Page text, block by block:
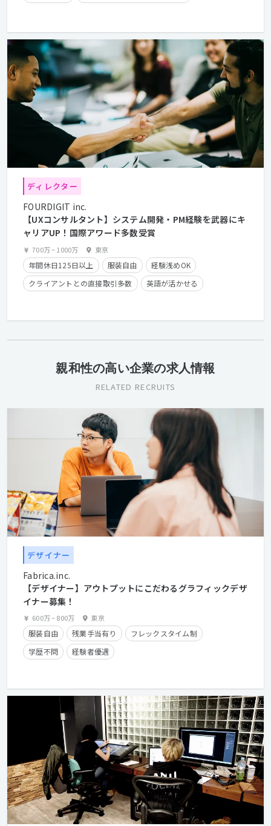
時短勤務有り
フレックスタイム制
学歴不問
経験者優遇
ディレクター
FOURDIGIT inc.
【UXコンサルタント】システム開発・PM経験を武器にキ
ャリアUP！国際アワード多数受賞
700万~1000万 東京
年間休日125日以上 服装自由
経験浅めOK
クライアントとの直接取引多数
英語が活かせる
学歴不問
経験者優遇
第二新卒歓迎
フレックスタイム制
親和性の高い企業の求人情報
RELATED RECRUITS
デザイナー
Fabrica.inc.
【デザイナー】アウトプットにこだわるグラフィックデザ
イナー募集！
600万~800万 東京
服装自由 残業手当有り
フレックスタイム制
学歴不問
経験者優遇